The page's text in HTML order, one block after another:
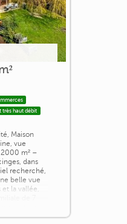
très haut débit
Maison
vue
m² –
dans
recherché,
belle vue
la vallée,
sur un